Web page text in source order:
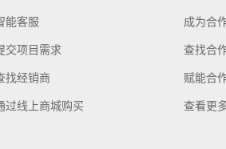
能客服
交项目需求
找经销商
过线上商城购买
成为合
查找合
赋能合
查看更